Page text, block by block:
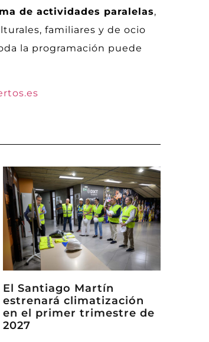
de actividades paralelas,
familiares y de ocio
la programación puede
El Santiago Martín
estrenará climatización
en el primer trimestre de
2027